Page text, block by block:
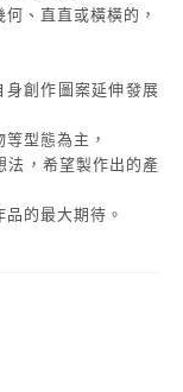
、直直或橫橫的，
創作圖案延伸發展
型態為主，
法，希望製作出的產
的最大期待。